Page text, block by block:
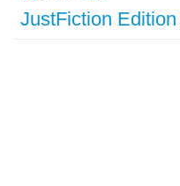
JustFiction Edition